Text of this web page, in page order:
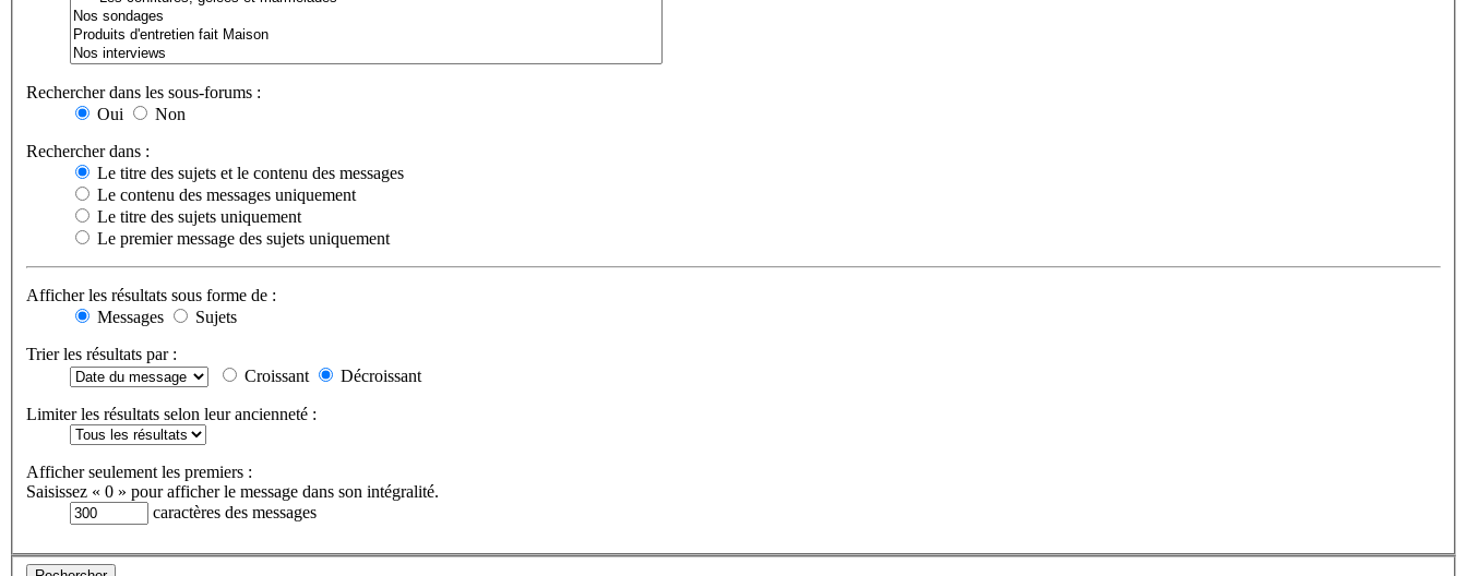
Rechercher dans les sous-forums :
Oui
Non
Rechercher dans :
Le titre des sujets et le contenu des messages
Le contenu des messages uniquement
Le titre des sujets uniquement
Le premier message des sujets uniquement
Afficher les résultats sous forme de :
Messages
Sujets
Trier les résultats par :
Croissant
Décroissant
Limiter les résultats selon leur ancienneté :
Afficher seulement les premiers :
Saisissez « 0 » pour afficher le message dans son intégralité.
caractères des messages